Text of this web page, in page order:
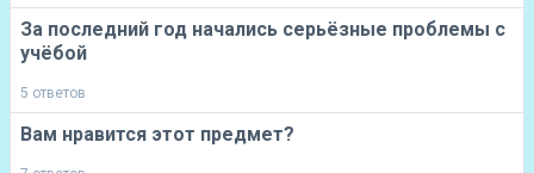
За последний год начались серьёзные проблемы с
учёбой
5 ответов
Вам нравится этот предмет?